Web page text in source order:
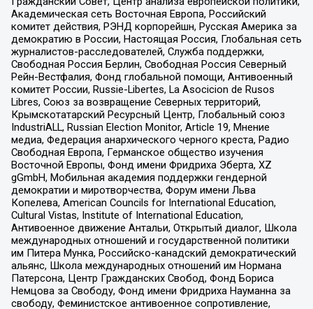
Академическая сеть Восточная Европа, Российский
комитет действия, РЭНД корпорейшн, Русская Америка за
демократию в России, Настоящая Россия, Глобальная сеть
журналистов-расследователей, Служба поддержки,
Свободная Россия Берлин, Свободная Россия Северный
Рейн-Вестфалия, Фонд глобальной помощи, Антивоенный
комитет России, Russie-Libertes, La Asocicion de Rusos
Libres, Союз за возвращение Северных территорий,
Крымскотатарский Ресурсный Центр, Глобальный союз
IndustriALL, Russian Election Monitor, Article 19, Мнение
медиа, Федерация анархического черного креста, Радио
Свободная Европа, Германское общество изучения
Восточной Европы, Фонд имени Фридриха Эберта, XZ
gGmbH, Мобильная академия поддержки гендерной
демократии и миротворчества, Форум имени Льва
Копелева, American Councils for International Education,
Cultural Vistas, Institute of International Education,
Антивоенное движение Антальи, Открытый диалог, Школа
международных отношений и государственной политики
им Питера Мунка, Российско-канадский демократический
альянс, Школа международных отношений им Нормана
Патерсона, Центр Гражданских Свобод, Фонд Бориса
Немцова за Свободу, Фонд имени Фридриха Науманна за
свободу, Феминистское антивоенное сопротивление,